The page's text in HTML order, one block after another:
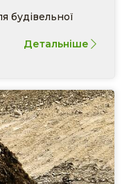
будівельної
Детальніше